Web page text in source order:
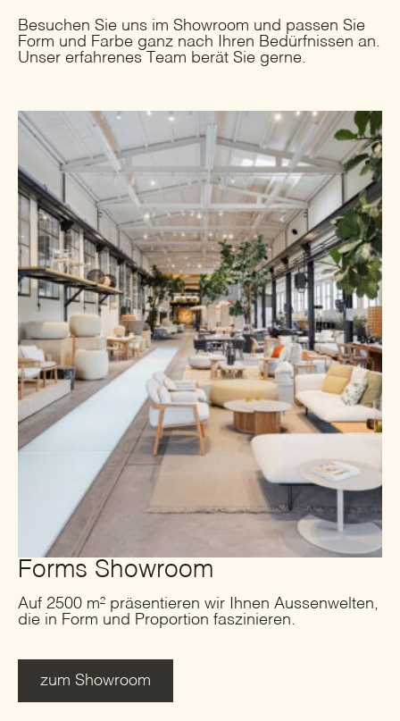
Besuchen Sie uns im Showroom und passen Sie
Form und Farbe ganz nach Ihren Bedürfnissen an.
Unser erfahrenes Team berät Sie gerne.
Forms Showroom
Auf 2500 m² präsentieren wir Ihnen Aussenwelten,
die in Form und Proportion faszinieren.
zum Showroom